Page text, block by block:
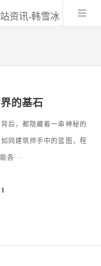
的基石
后，都隐藏着一串神秘的
同建筑师手中的蓝图，程
各···